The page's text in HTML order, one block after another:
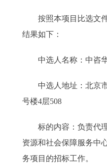
按照本项目比选文件
结果如下：
中选人名称：中咨华
中选人地址：北京市
号楼4层508
标的内容：负责代理
资源和社会保障服务中
务项目的招标工作。